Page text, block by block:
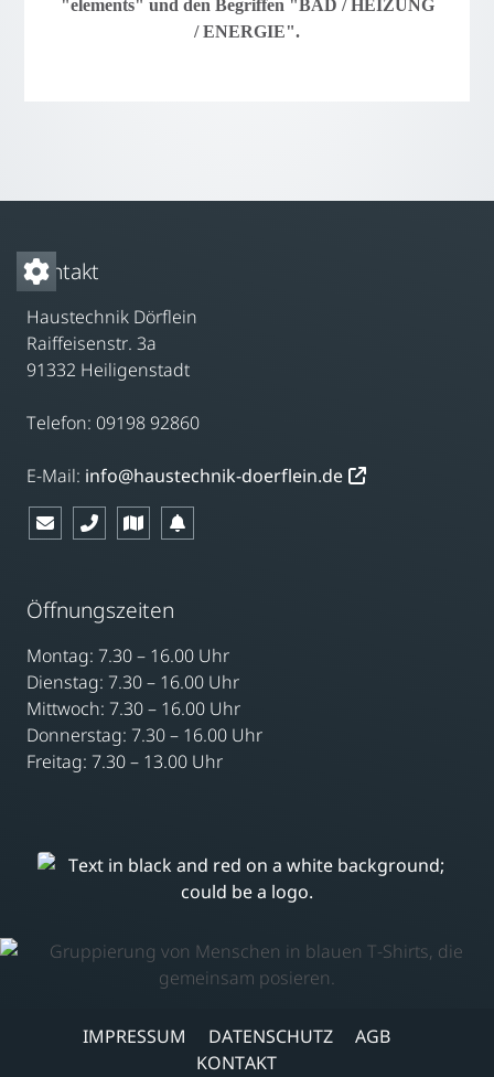
Kontakt
Haustechnik Dörflein
Raiffeisenstr. 3a
91332 Heiligenstadt
Telefon: 09198 92860
E-Mail: info@haustechnik-doerflein.de
Öffnungszeiten
Montag: 7.30 – 16.00 Uhr
Dienstag: 7.30 – 16.00 Uhr
Mittwoch: 7.30 – 16.00 Uhr
Donnerstag: 7.30 – 16.00 Uhr
Freitag: 7.30 – 13.00 Uhr
IMPRESSUM DATENSCHUTZ
AGB
KONTAKT